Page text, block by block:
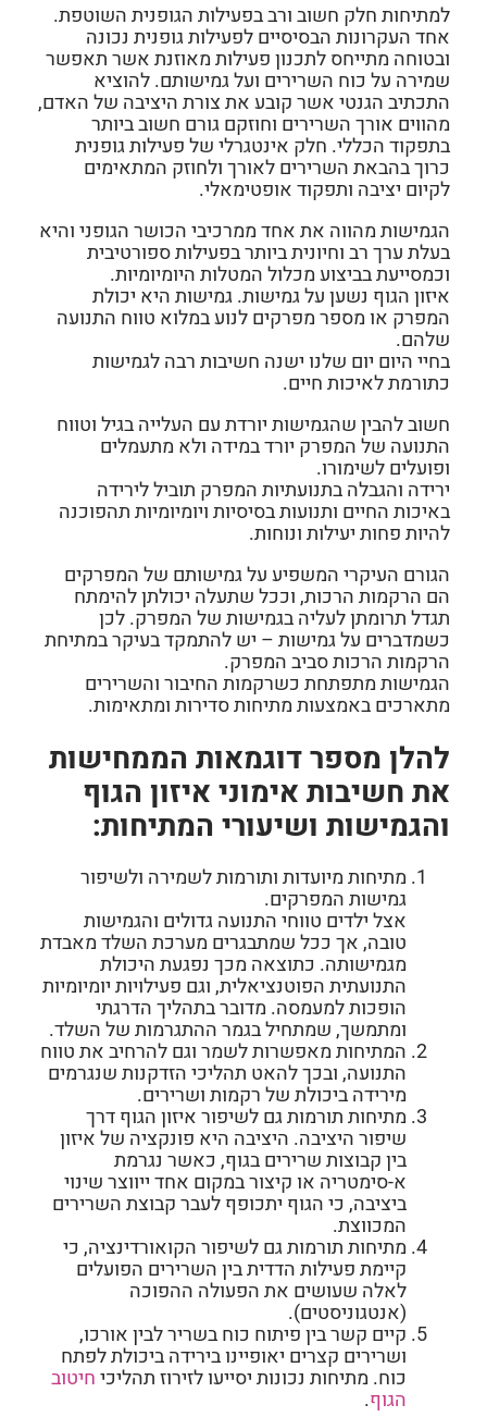
למתיחות חלק חשוב ורב בפעילות הגופנית השוטפת.
אחד העקרונות הבסיסיים לפעילות גופנית נכונה
ובטוחה מתייחס לתכנון פעילות מאוזנת אשר תאפשר
שמירה על כוח השרירים ועל גמישותם. להוציא
התכתיב הגנטי אשר קובע את צורת היציבה של האדם,
מהווים אורך השרירים וחוזקם גורם חשוב ביותר
בתפקוד הכללי. חלק אינטגרלי של פעילות גופנית
כרוך בהבאת השרירים לאורך ולחוזק המתאימים
לקיום יציבה ותפקוד אופטימאלי.
הגמישות מהווה את אחד ממרכיבי הכושר הגופניוהיא
בעלת ערך רב וחיונית ביותר בפעילות ספורטיבית
וכמסייעת בביצוע מכלול המטלות היומיומיות.
איזון הגוף נשען על גמישות. גמישות היא יכולת
המפרק או מספר מפרקים לנוע במלוא טווח התנועה
שלהם.
בחיי היום יום שלנו ישנה חשיבות רבה לגמישות
כתורמת לאיכות חיים.
חשוב להבין שהגמישות יורדת עם העלייה בגיל וטווח
התנועה של המפרק יורד במידה ולא מתעמלים
ופועלים לשימורו.
ירידה והגבלה בתנועתיות המפרק תוביל לירידה
באיכות החיים ותנועות בסיסיות ויומיומיות תהפוכנה
להיות פחות יעילות ונוחות.
הגורם העיקרי המשפיע על גמישותם של המפרקים
הם הרקמות הרכות, וככל שתעלה יכולתן להימתח
תגדל תרומתן לעליה בגמישות של המפרק. לכן
כשמדברים על גמישות – יש להתמקד בעיקר במתיחת
הרקמות הרכות סביב המפרק.
הגמישות מתפתחת כשרקמות החיבור והשרירים
מתארכים באמצעות מתיחות סדירות ומתאימות.
להלן מספר דוגמאות הממחישות
את חשיבות אימוני איזון הגוף
והגמישות ושיעורי המתיחות:
מתיחות מיועדות ותורמות לשמירה ולשיפור
גמישות המפרקים.
אצל ילדים טווחי התנועה גדולים והגמישות
טובה, אך ככל שמתבגרים מערכת השלד מאבדת
מגמישותה. כתוצאה מכך נפגעת היכולת
התנועתית הפוטנציאלית, וגם פעילויות יומיומיות
הופכות למעמסה. מדובר בתהליך הדרגתי
ומתמשך, שמתחיל בגמר ההתגרמות של השלד.
המתיחות מאפשרות לשמר וגם להרחיב את טווח
התנועה, ובכך להאט תהליכי הזדקנות שנגרמים
מירידה ביכולת של רקמות ושרירים.
מתיחות תורמות גם לשיפור איזון הגוף דרך
שיפור היציבה. היציבה היא פונקציה של איזון
בין קבוצות שרירים בגוף, כאשר נגרמת
א-סימטריה או קיצור במקום אחד ייווצר שינוי
ביציבה, כי הגוף יתכופף לעבר קבוצת השרירים
המכווצת.
מתיחות תורמות גם לשיפור הקואורדינציה, כי
קיימת פעילות הדדית בין השרירים הפועלים
לאלה שעושים את הפעולה ההפוכה
(אנטגוניסטים).
קיים קשר בין פיתוח כוח בשריר לבין אורכו,
ושרירים קצרים יאופיינו בירידה ביכולת לפתח
כוח. מתיחות נכונות יסייעו לזירוז תהליכיחיטוב
הגוף.